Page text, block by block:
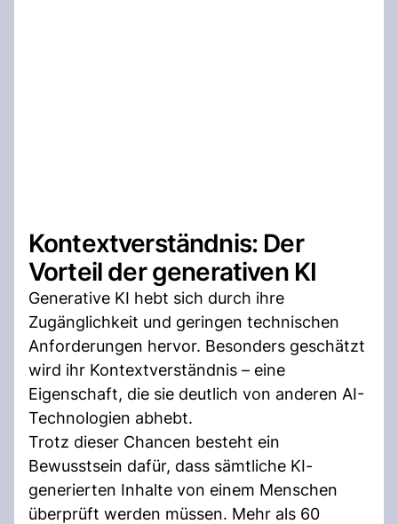
Kontextverständnis: Der
Vorteil der generativen KI
Generative KI hebt sich durch ihre
Zugänglichkeit und geringen technischen
Anforderungen hervor. Besonders geschätzt
wird ihr Kontextverständnis – eine
Eigenschaft, die sie deutlich von anderen AI-
Technologien abhebt.
Trotz dieser Chancen besteht ein
Bewusstsein dafür, dass sämtliche KI-
generierten Inhalte von einem Menschen
überprüft werden müssen. Mehr als 60